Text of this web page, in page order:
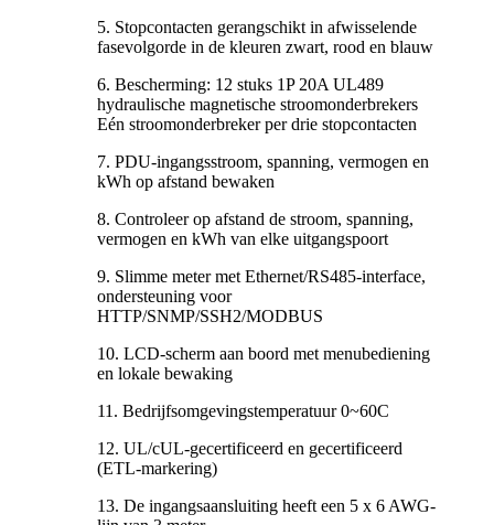
5. Stopcontacten gerangschikt in afwisselende
fasevolgorde in de kleuren zwart, rood en blauw
6. Bescherming: 12 stuks 1P 20A UL489
hydraulische magnetische stroomonderbrekers
Eén stroomonderbreker per drie stopcontacten
7. PDU-ingangsstroom, spanning, vermogen en
kWh op afstand bewaken
8. Controleer op afstand de stroom, spanning,
vermogen en kWh van elke uitgangspoort
9. Slimme meter met Ethernet/RS485-interface,
ondersteuning voor
HTTP/SNMP/SSH2/MODBUS
10. LCD-scherm aan boord met menubediening
en lokale bewaking
11. Bedrijfsomgevingstemperatuur 0~60C
12. UL/cUL-gecertificeerd en gecertificeerd
(ETL-markering)
13. De ingangsaansluiting heeft een 5 x 6 AWG-